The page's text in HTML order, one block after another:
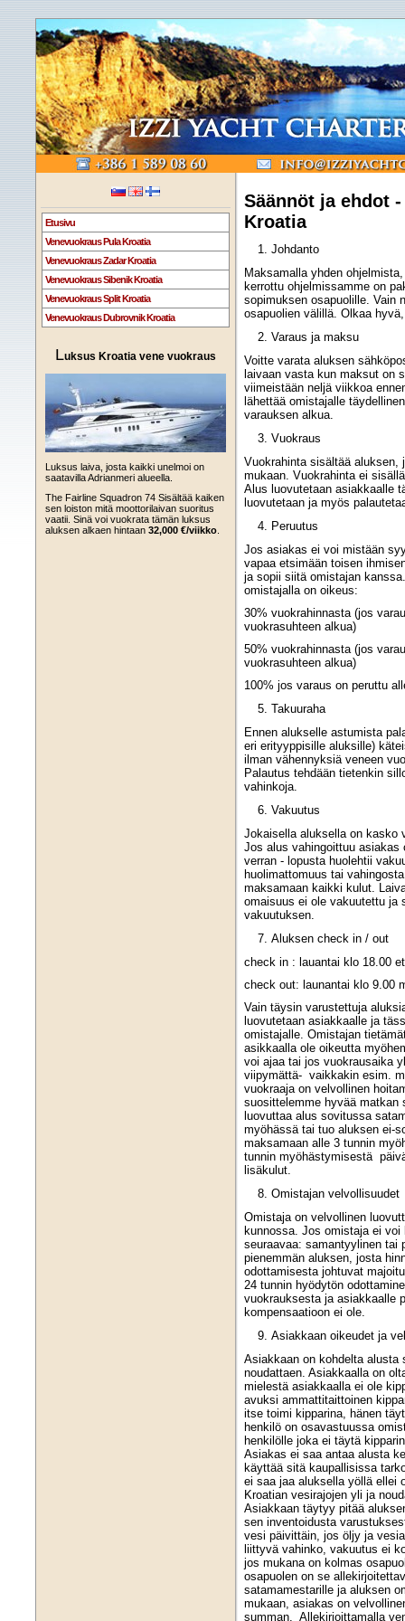
Etusivu
Venevuokraus Pula Kroatia
Venevuokraus Zadar Kroatia
Venevuokraus Sibenik Kroatia
Venevuokraus Split Kroatia
Venevuokraus Dubrovnik Kroatia
Luksus Kroatia vene vuokraus
Luksus laiva, josta kaikki unelmoi on
saatavilla Adrianmeri alueella.
The Fairline Squadron 74 Sisältää kaiken
sen loiston mitä moottorilaivan suoritus
vaatii. Sinä voi vuokrata tämän luksus
aluksen alkaen hintaan 32,000 €/viikko
Säännöt ja ehdot
Kroatia
Johdanto
Maksamalla yhden
kerrottu ohjelmissamme on
sopimuksen osapuolille. Vain
osapuolien välillä. Olkaa
Varaus ja maksu
Voitte varata aluksen
laivaan vasta kun maksut on
viimeistään neljä viikkoa
lähettää omistajalle
varauksen alkua.
Vuokraus
Vuokrahinta sisältää aluksen,
mukaan. Vuokrahinta ei
Alus luovutetaan asiakkaalle
luovutetaan ja myös
Peruutus
Jos asiakas ei voi mistään
vapaa etsimään toisen
ja sopii siitä omistajan
omistajalla on oikeus:
30% vuokrahinnasta (jos
vuokrasuhteen alkua)
50% vuokrahinnasta (jos
vuokrasuhteen alkua)
100% jos varaus on peruttu
Takuuraha
Ennen alukselle astumista
eri erityyppisille aluksille)
ilman vähennyksiä veneen
Palautus tehdään tietenkin
vahinkoja.
Vakuutus
Jokaisella aluksella on kasko
Jos alus vahingoittuu asiakas
verran - lopusta huolehtii
huolimattomuus tai
maksamaan kaikki kulut.
omaisuus ei ole vakuutettu ja
vakuutuksen.
Aluksen check in / out
check in : lauantai klo 18.00
check out: launantai klo 9.00
Vain täysin varustettuja
luovutetaan asiakkaalle ja
omistajalle. Omistajan
asikkaalla ole oikeutta
voi ajaa tai jos vuokrausaika
viipymättä- vaikkakin esim.
vuokraaja on velvollinen
suosittelemme hyvää matkan
luovuttaa alus sovitussa
myöhässä tai tuo aluksen ei-
maksamaan alle 3 tunnin
tunnin myöhästymisestä
lisäkulut.
Omistajan velvollisuudet
Omistaja on velvollinen
kunnossa. Jos omistaja ei
seuraavaa: samantyylinen tai
pienemmän aluksen, josta
odottamisesta johtuvat
24 tunnin hyödytön
vuokrauksesta ja asiakkaalle
kompensaatioon ei ole.
Asiakkaan oikeudet ja
Asiakkaan on kohdelta alusta
noudattaen. Asiakkaalla on
mielestä asiakkaalla ei ole
avuksi ammattitaittoinen
itse toimi kipparina, hänen
henkilö on osavastuussa
henkilölle joka ei täytä
Asiakas ei saa antaa alusta
käyttää sitä kaupallisissa
ei saa jaa aluksella yöllä ellei
Kroatian vesirajojen yli ja
Asiakkaan täytyy pitää
sen inventoidusta
vesi päivittäin, jos öljy ja
liittyvä vahinko, vakuutus ei
jos mukana on kolmas
osapuolen on se
satamamestarille ja aluksen
mukaan, asiakas on
summan. Allekirjoittamalla